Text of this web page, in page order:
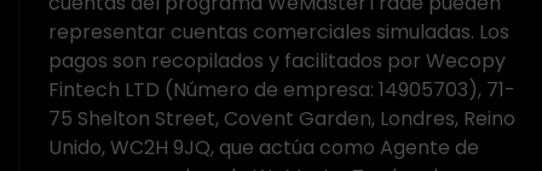
representar cuentas comerciales simuladas. Los
pagos son recopilados y facilitados por Wecopy
Fintech LTD (Número de empresa: 14905703), 71-
75 Shelton Street, Covent Garden, Londres, Reino
Unido, WC2H 9JQ, que actúa como Agente de